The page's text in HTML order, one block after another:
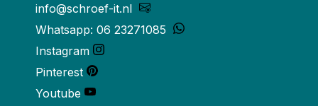
info@schroef-it.nl
Whatsapp: 06 23271085
Instagram
Pinterest
Youtube